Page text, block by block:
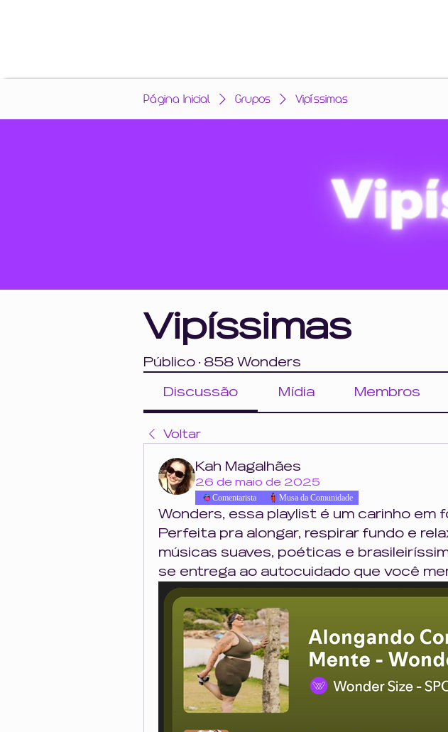
Página Inicial Grupos Vipíssimas
Vipíssimas
Público · 858 Wonders
Discussão Mídia Membros
Voltar
Kah Magalhães
26 de maio de 2025
Comentarista Musa da Comunidade
Wonders, essa playlist é um carinho em
Perfeita pra alongar, respirar fundo e
músicas suaves, poéticas e
se entrega ao autocuidado que você